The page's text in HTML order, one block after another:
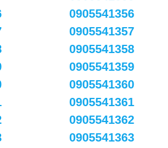
0905541356
0905541357
0905541358
0905541359
0905541360
0905541361
0905541362
0905541363